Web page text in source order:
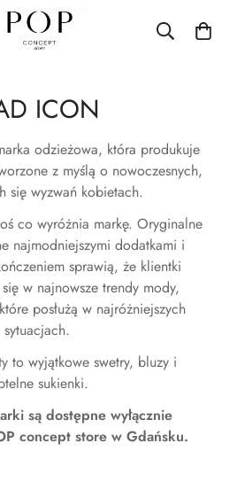
ICON
odzieżowa, która produkuje
z myślą o nowoczesnych,
się wyzwań kobietach.
co wyróżnia markę. Oryginalne
najmodniejszymi dodatkami i
sprawią, że klientki
w najnowsze trendy mody,
posłużą w najróżniejszych
sytuacjach.
to wyjątkowe swetry, bluzy i
sukienki.
są dostępne wyłącznie
concept store w Gdańsku.